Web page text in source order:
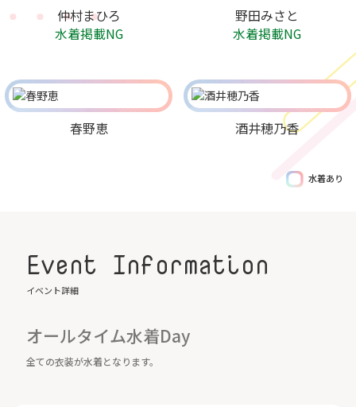
仲村まひろ
水着掲載NG
野田みさと
水着掲載NG
春野恵 酒井穂乃香
水着あり
Event Information
イベント詳細
オールタイム水着Day
全ての衣装が水着となります。